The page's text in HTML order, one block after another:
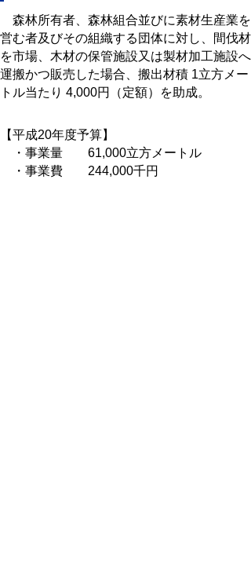
森林所有者、森林組合並びに素材生産業を
営む者及びその組織する団体に対し、間伐材
を市場、木材の保管施設又は製材加工施設へ
運搬かつ販売した場合、搬出材積 1立方メー
トル当たり 4,000円（定額）を助成。
【平成20年度予算】
・事業量 61,000立方メートル
・事業費 244,000千円